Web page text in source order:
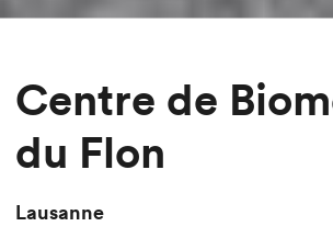
Centre de
du Flon
Lausanne